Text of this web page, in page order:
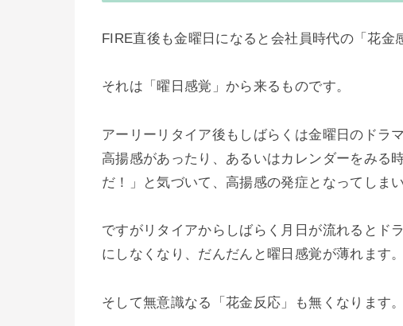
FIRE直後も金曜日になると会社員時代の「花金
それは「曜日感覚」から来るものです。
アーリーリタイア後もしばらくは金曜日の ドラ
高揚感があったり、あるいはカレンダーをみる
だ！」と気づいて、高揚感の発症となってしまい
ですがリタイアからしばらく月日が流れると ド
にしなくなり、だんだんと曜日感覚が薄れます。
そして無意識なる「花金反応」も無くなります。